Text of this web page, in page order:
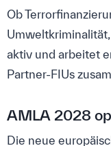
Ob
aktiv und arbeitet
Partner-FIUs
AMLA 2028
Die neue